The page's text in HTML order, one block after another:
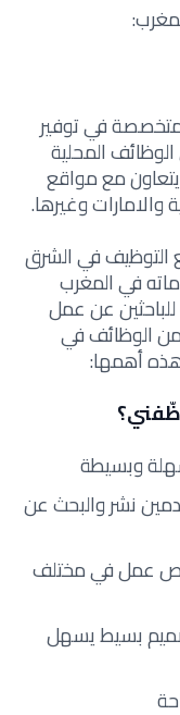
في توفير
المحلية
مع مواقع
وغيرها.
التوظيف في الشرق
في المغرب
عن عمل
الوظائف في
أهمها:
وبسيطة
نشر والبحث عن
عمل في مختلف
بسيط يسهل